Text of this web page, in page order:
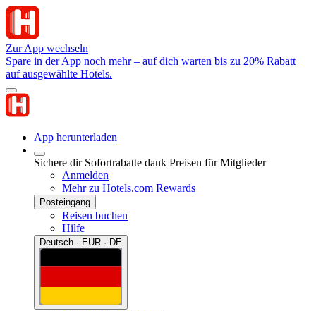
Zur App wechseln
Spare in der App noch mehr – auf dich warten bis zu 20% Rabatt
auf ausgewählte Hotels.
App herunterladen
Sichere dir Sofortrabatte dank Preisen für Mitglieder
Anmelden
Mehr zu Hotels.com Rewards
Posteingang
Reisen buchen
Hilfe
Deutsch · EUR · DE